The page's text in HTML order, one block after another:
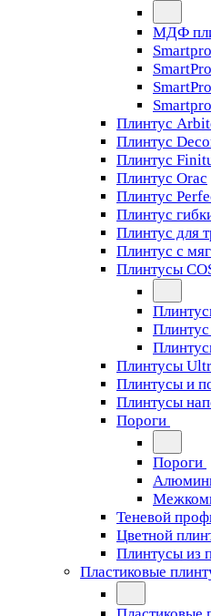
МДФ
Плинтус
Плинтус
Плинтус
Плинтус Orac
Плинтус
Плинтус
Плинтус для
Плинтус с
Плинтусы
Плинтусы
Плинтусы и
Плинтусы
Пороги
Пороги
Теневой
Цветной
Плинтусы из
Пластиковые